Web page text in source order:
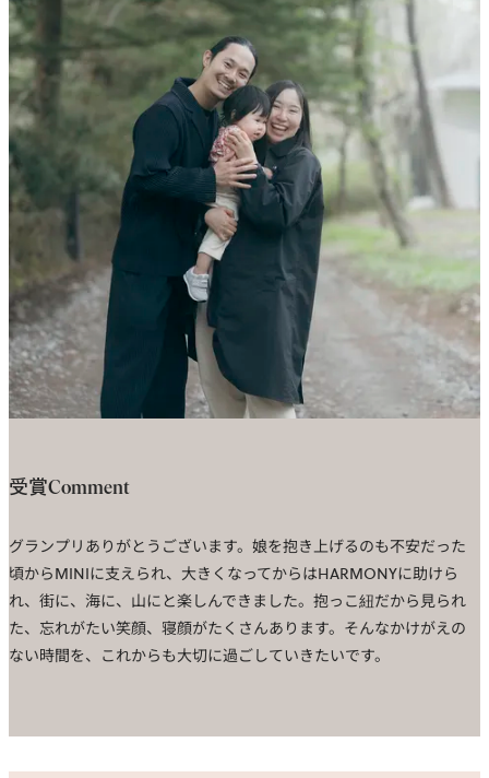
受賞Comment
グランプリありがとうございます。娘を抱き上げるのも不安だった
頃からMINIに支えられ、大きくなってからはHARMONYに助けら
れ、街に、海に、山にと楽しんできました。抱っこ紐だから見られ
た、忘れがたい笑顔、寝顔がたくさんあります。そんなかけがえの
ない時間を、これからも大切に過ごしていきたいです。